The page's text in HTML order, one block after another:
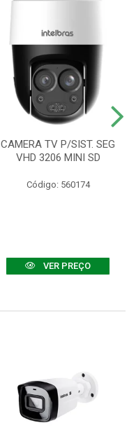
CAMERA TV P/SIST. SEG
VHD 3206 MINI SD
Código: 560174
VER PREÇO